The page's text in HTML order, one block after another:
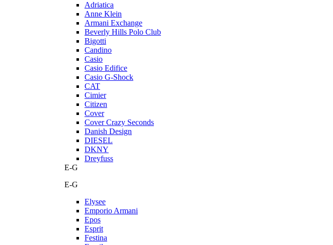
Adriatica
Anne Klein
Armani Exchange
Beverly Hills Polo Club
Bigotti
Candino
Casio
Casio Edifice
Casio G-Shock
CAT
Cimier
Citizen
Cover
Cover Crazy Seconds
Danish Design
DIESEL
DKNY
Dreyfuss
E-G
E-G
Elysee
Emporio Armani
Epos
Esprit
Festina